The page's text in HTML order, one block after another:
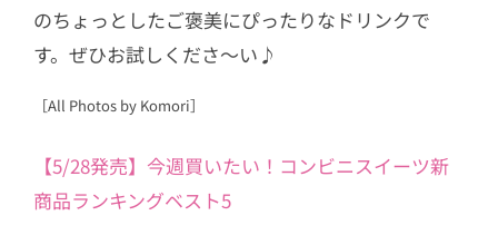
のちょっとしたご褒美にぴったりなドリンクで
す。ぜひお試しくださ〜い♪
［All Photos by Komori］
【5/28発売】今週買いたい！コンビニスイーツ新
商品ランキングベスト5